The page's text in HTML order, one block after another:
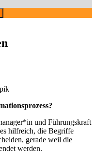
und Führungskraft
hilfreich, die Begriffe
gerade weil die
werden.